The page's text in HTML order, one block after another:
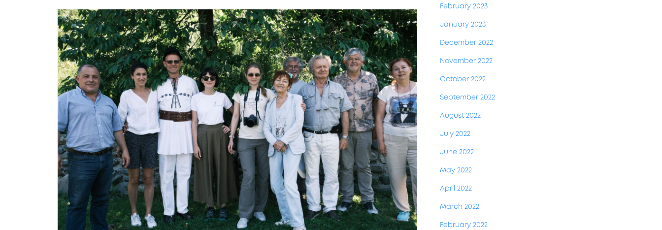
February 2023
January 2023
December 2022
November 2022
October 2022
September 2022
August 2022
July 2022
June 2022
May 2022
April 2022
March 2022
February 2022